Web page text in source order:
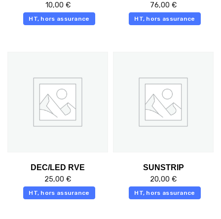
10,00 €
HT, hors assurance
76,00 €
HT, hors assurance
DEC/LED RVE
25,00 €
HT, hors assurance
SUNSTRIP
20,00 €
HT, hors assurance